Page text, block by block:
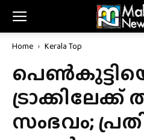
Home Kerala Top
ട്രാക്കിലേക്ക്
സംഭവം;